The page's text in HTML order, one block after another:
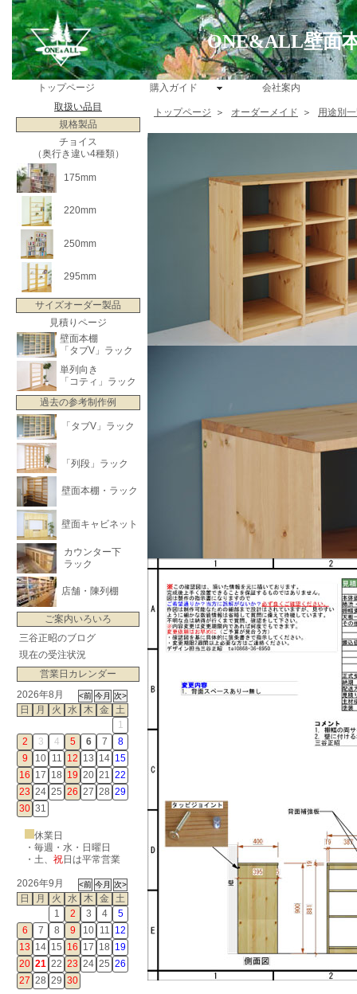
ONE&ALL壁面
トップページ 購入ガイド
会社案内
取扱い品目
規格製品
チョイス
（奥行き違い4種類）
175mm
220mm
250mm
295mm
サイズオーダー製品
見積りページ
壁面本棚
「タブV」ラック
単列向き
「コティ」ラック
過去の参考制作例
「タブV」ラック
「列段」ラック
壁面本棚・ラック
壁面キャビネット
カウンター下
ラック
店舗・陳列棚
ご案内いろいろ
三谷正昭のブログ
現在の受注状況
営業日カレンダー
2026年8月
日
月 火 水 木 金
土
1
2
3 4 5 6 7
8
9
10 11 12 13 14 15
16 17 18 19 20 21 22
23 24 25 26 27 28 29
30 31
休業日
・毎週・水・日曜日
・ 土、 祝日は平常営業
2026年9月
日
月 火 水 木 金
土
1
2 3 4
5
6
7 8 9 10 11 12
13 14 15 16 17 18 19
20 21 22 23 24 25 26
27 28 29 30
トップページ ＞ オーダーメイド ＞ 用途別